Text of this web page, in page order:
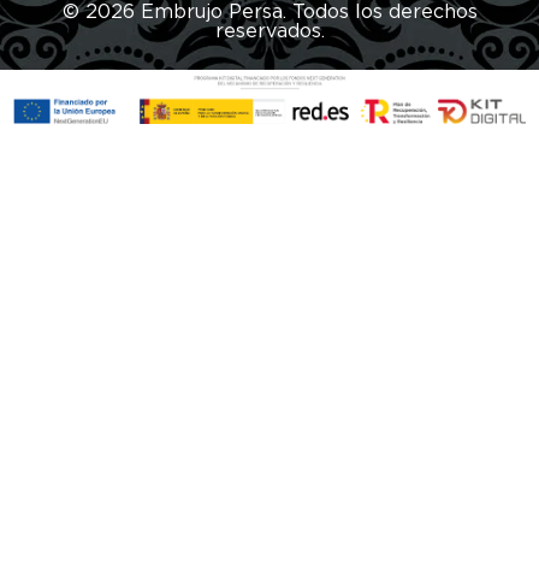
© 2026 Embrujo Persa. Todos los derechos
reservados.